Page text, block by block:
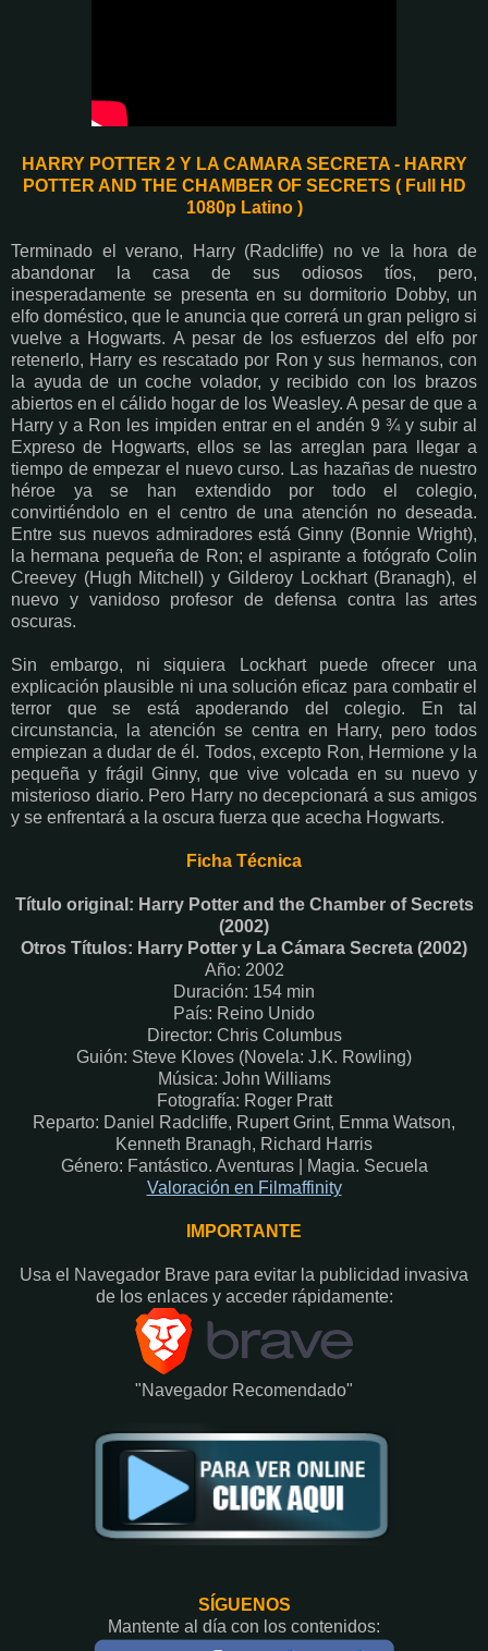
HARRY POTTER 2 Y LA CAMARA SECRETA - HARRY
POTTER AND THE CHAMBER OF SECRETS ( Full HD
1080p Latino )
Terminado el verano, Harry (Radcliffe) no ve la hora de
abandonar la casa de sus odiosos tíos, pero,
inesperadamente se presenta en su dormitorio Dobby, un
elfo doméstico, que le anuncia que correrá un gran peligro si
vuelve a Hogwarts. A pesar de los esfuerzos del elfo por
retenerlo, Harry es rescatado por Ron y sus hermanos, con
la ayuda de un coche volador, y recibido con los brazos
abiertos en el cálido hogar de los Weasley. A pesar de que a
Harry y a Ron les impiden entrar en el andén 9 ¾ y subir al
Expreso de Hogwarts, ellos se las arreglan para llegar a
tiempo de empezar el nuevo curso. Las hazañas de nuestro
héroe ya se han extendido por todo el colegio,
convirtiéndolo en el centro de una atención no deseada.
Entre sus nuevos admiradores está Ginny (Bonnie Wright),
la hermana pequeña de Ron; el aspirante a fotógrafo Colin
Creevey (Hugh Mitchell) y Gilderoy Lockhart (Branagh), el
nuevo y vanidoso profesor de defensa contra las artes
oscuras.
Sin embargo, ni siquiera Lockhart puede ofrecer una
explicación plausible ni una solución eficaz para combatir el
terror que se está apoderando del colegio. En tal
circunstancia, la atención se centra en Harry, pero todos
empiezan a dudar de él. Todos, excepto Ron, Hermione y la
pequeña y frágil Ginny, que vive volcada en su nuevo y
misterioso diario. Pero Harry no decepcionará a sus amigos
y se enfrentará a la oscura fuerza que acecha Hogwarts.
Ficha Técnica
Título original: Harry Potter and the Chamber of Secrets
(2002)
Otros Títulos: Harry Potter y La Cámara Secreta (2002)
Año: 2002
Duración: 154 min
País: Reino Unido
Director: Chris Columbus
Guión: Steve Kloves (Novela: J.K. Rowling)
Música: John Williams
Fotografía: Roger Pratt
Reparto: Daniel Radcliffe, Rupert Grint, Emma Watson,
Kenneth Branagh, Richard Harris
Género: Fantástico. Aventuras | Magia. Secuela
Valoración en Filmaffinity
IMPORTANTE
Usa el Navegador Brave para evitar la publicidad invasiva
de los enlaces y acceder rápidamente:​
"Navegador Recomendado"
SÍGUENOS
Mantente al día con los contenidos: